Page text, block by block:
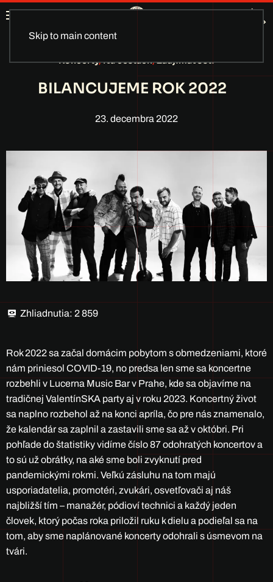
Skip to main content
Koncerty,Na cestách,Zaujímavosti
BILANCUJEME ROK 2022
23. decembra 2022
Zhliadnutia: 2 859
Rok 2022 sa začal domácim pobytom s obmedzeniami, ktoré
nám priniesol COVID-19, no predsa len sme sa koncertne
rozbehli v Lucerna Music Bar v Prahe, kde sa objavíme na
tradičnej ValentínSKA party aj v roku 2023. Koncertný život
sa naplno rozbehol až na konci apríla, čo pre nás znamenalo,
že kalendár sa zaplnil a zastavili sme sa až v októbri. Pri
pohľade do štatistiky vidíme číslo 87 odohratých koncertov a
to sú už obrátky, na aké sme boli zvyknutí pred
pandemickými rokmi. Veľkú zásluhu na tom majú ​​
usporiadatelia, promotéri, zvukári, osvetľovači aj náš
najbližší tím – manažér, pódioví technici a každý jeden
človek, ktorý počas roka priložil ruku k dielu a podieľal sa na
tom, aby sme naplánované koncerty odohrali s úsmevom na
tvári.